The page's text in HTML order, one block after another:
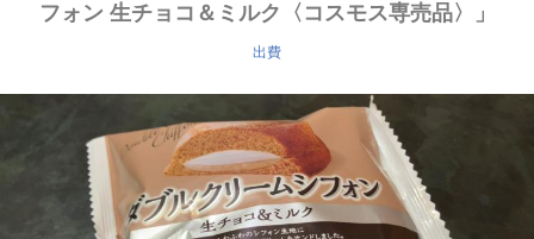
フォン 生チョコ＆ミルク〈コスモス専売品〉」
出費